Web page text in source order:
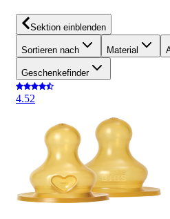
Sektion einblenden
Sortieren nach Material
Geschenkefinder
4.52